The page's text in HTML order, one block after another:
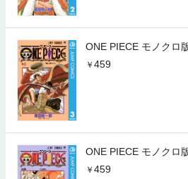
ONE PIECE モノクロ
459
ONE PIECE モノクロ
459